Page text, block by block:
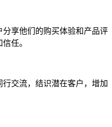
享他们的购买体验和产品评
任。
交流，结识潜在客户，增加